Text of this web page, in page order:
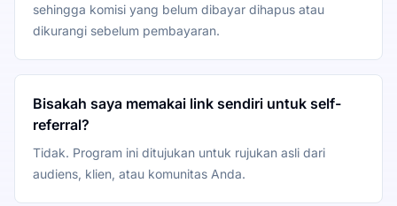
sehingga komisi yang belum dibayar dihapus atau
dikurangi sebelum pembayaran.
Bisakah saya memakai link sendiri untuk self-
referral?
Tidak. Program ini ditujukan untuk rujukan asli dari
audiens, klien, atau komunitas Anda.